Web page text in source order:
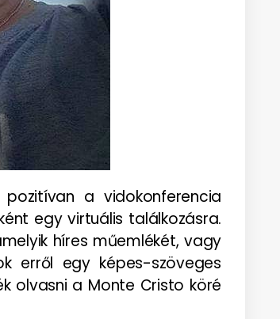
a vidokonferencia
egy virtuális találkozásra.
híres műemlékét, vagy
erről egy képes-szöveges
olvasni a Monte Cristo köré